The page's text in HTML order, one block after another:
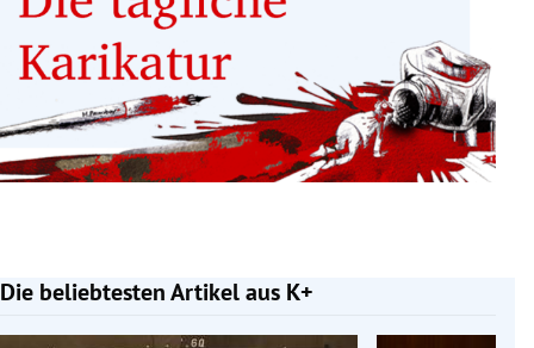
Die beliebtesten Artikel aus K+
Slide 1 von 7